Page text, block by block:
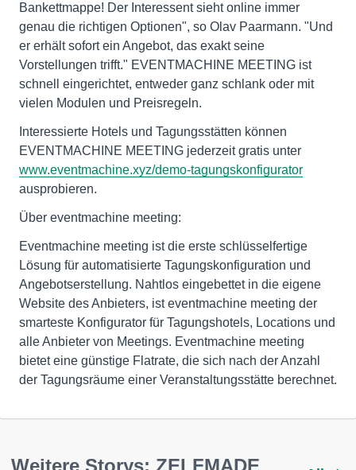
Bankettmappe! Der Interessent sieht online immer
genau die richtigen Optionen", so Olav Paarmann. "Und
er erhält sofort ein Angebot, das exakt seine
Vorstellungen trifft." EVENTMACHINE MEETING ist
schnell eingerichtet, entweder ganz schlank oder mit
vielen Modulen und Preisregeln.
Interessierte Hotels und Tagungsstätten können
EVENTMACHINE MEETING jederzeit gratis unter
www.eventmachine.xyz/demo-tagungskonfigurator
ausprobieren.
Über eventmachine meeting:
Eventmachine meeting ist die erste schlüsselfertige
Lösung für automatisierte Tagungskonfiguration und
Angebotserstellung. Nahtlos eingebettet in die eigene
Website des Anbieters, ist eventmachine meeting der
smarteste Konfigurator für Tagungshotels, Locations und
alle Anbieter von Meetings. Eventmachine meeting
bietet eine günstige Flatrate, die sich nach der Anzahl
der Tagungsräume einer Veranstaltungsstätte berechnet.
Weitere Storys: ZELFMADE